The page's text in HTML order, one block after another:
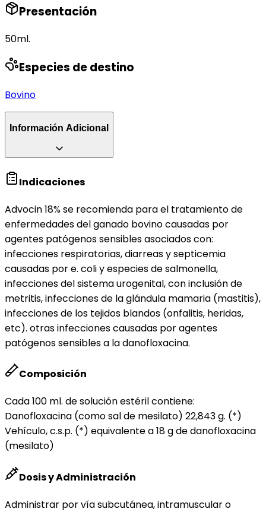
Presentación
50ml.
Especies de destino
Bovino
Información Adicional
Indicaciones
Advocin 18% se recomienda para el tratamiento de
enfermedades del ganado bovino causadas por
agentes patógenos sensibles asociados con:
infecciones respiratorias, diarreas y septicemia
causadas por e. coli y especies de salmonella,
infecciones del sistema urogenital, con inclusión de
metritis, infecciones de la glándula mamaria (mastitis),
infecciones de los tejidos blandos (onfalitis, heridas,
etc). otras infecciones causadas por agentes
patógenos sensibles a la danofloxacina.
Composición
Cada 100 ml. de solución estéril contiene:
Danofloxacina (como sal de mesilato) 22,843 g. (*)
Vehículo, c.s.p. (*) equivalente a 18 g de danofloxacina
(mesilato)
Dosis y Administración
Administrar por vía subcutánea, intramuscular o